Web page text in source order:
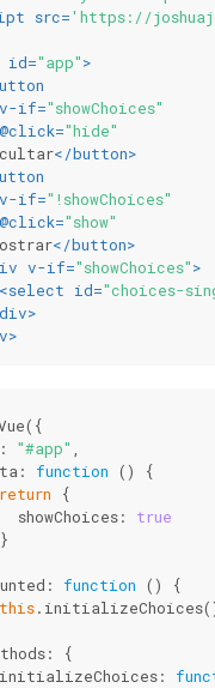
src='https://
id="app">
v-if="showChoices"
click="hide"
</button>
v-if="!showChoices"
click="show"
</button>
v-if="showChoices">
<select id="choices-
div>
>
"#app" ,
function ( )
{
return {
showChoices:
true
function ( )
{
this
{